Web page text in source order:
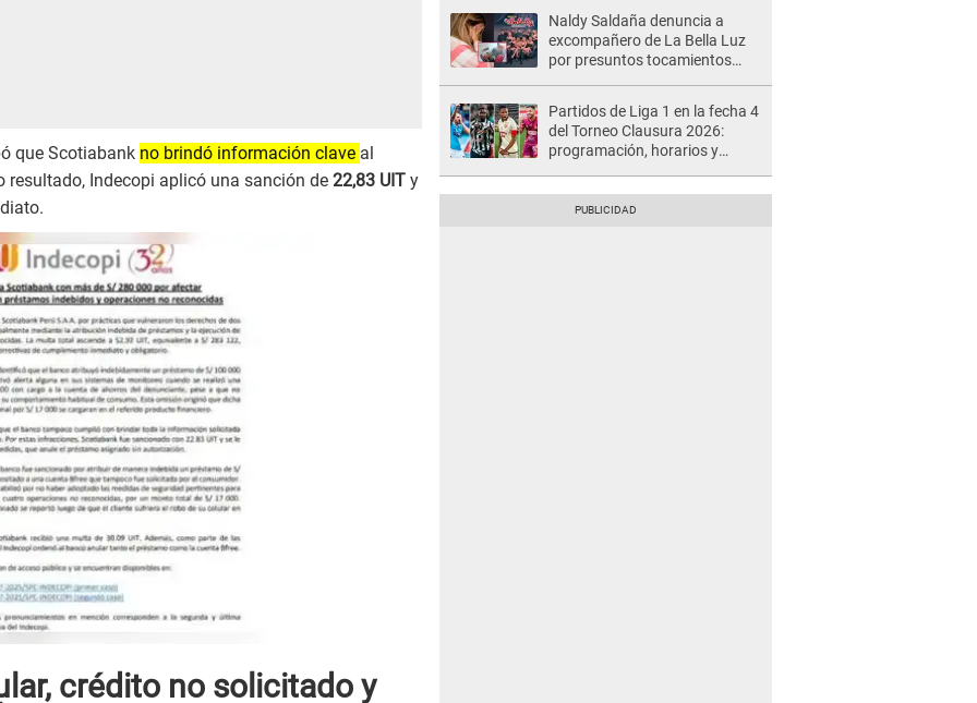
que Scotiabank no brindó información clave al
Indecopi aplicó una sanción de 22,83 UIT y
crédito no solicitado y
Naldy Saldaña denuncia a
excompañero de La Bella Luz
por presuntos tocamientos
Partidos de Liga 1 en la fecha 4
del Torneo Clausura 2026:
programación, horarios y